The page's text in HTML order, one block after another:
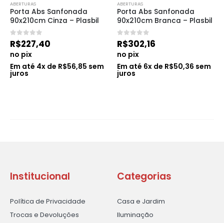
ABERTURAS
Porta Abs Sanfonada
90x210cm Cinza – Plasbil
0de 5
R$227,40
no pix
Em até 4x de R$56,85 sem
juros
ABERTURAS
Porta Abs Sanfonada
90x210cm Branca – Plasbil
0de 5
R$302,16
no pix
Em até 6x de R$50,36 sem
juros
Institucional
Política de Privacidade
Trocas e Devoluções
Categorias
Casa e Jardim
Iluminação